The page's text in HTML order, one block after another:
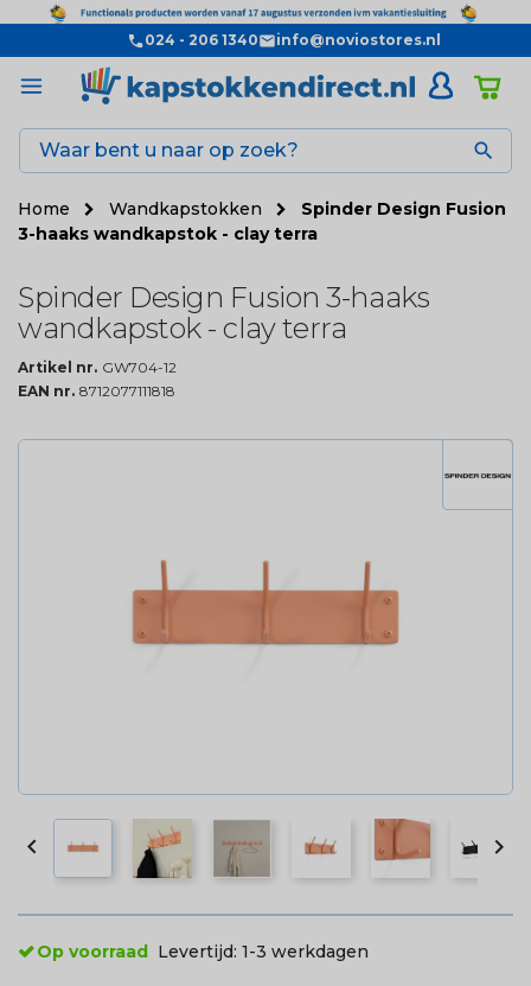
024 - 206 1340 info@noviostores.nl

Home Wandkapstokken
Spinder Design Fusion
3-haaks wandkapstok - clay terra
Spinder Design Fusion 3-haaks
wandkapstok - clay terra
Artikel nr. GW704-12
EAN nr. 8712077111818
 
Op voorraad Levertijd: 1-3 werkdagen